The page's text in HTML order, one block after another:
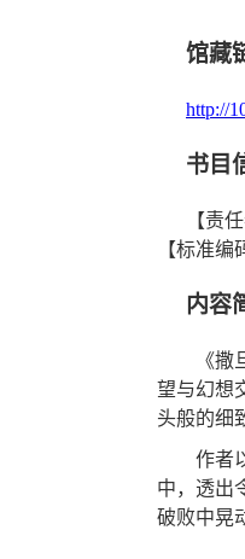
馆藏
http://
书目
【责
【标准编
内容
《
望与幻想
头般的细
作者
中，透出
破败中晃